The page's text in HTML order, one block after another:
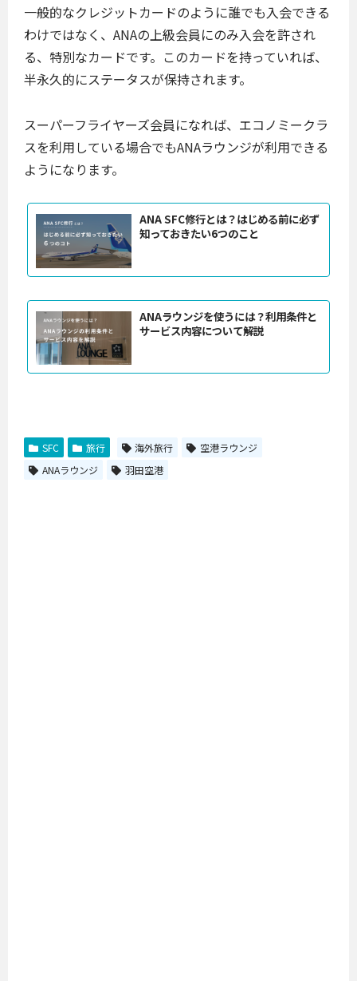
一般的なクレジットカードのように誰でも入会できる
わけではなく、ANAの上級会員にのみ入会を許され
る、特別なカードです。このカードを持っていれば、
半永久的にステータスが保持されます。
スーパーフライヤーズ会員になれば、エコノミークラ
スを利用している場合でもANAラウンジが利用できる
ようになります。
ANA SFC修行とは？はじめる前に必ず
知っておきたい6つのこと
ANAラウンジを使うには？利用条件と
サービス内容について解説
SFC 旅行 海外旅行
空港ラウンジ
ANAラウンジ
羽田空港